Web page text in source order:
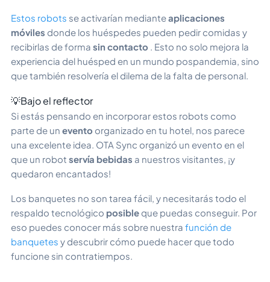
Estos robots se activarían medianteaplicaciones
móviles donde los huéspedes pueden pedir comidas y
recibirlas de forma sin contacto . Esto no solo mejora la
experiencia del huésped en un mundo pospandemia, sino
que también resolvería el dilema de la falta de personal.
💡Bajo el reflector
Si estás pensando en incorporar estos robots como
parte de un evento organizado en tu hotel, nos parece
una excelente idea. OTA Sync organizó un evento en el
que un robot servía bebidas a nuestros visitantes, ¡y
quedaron encantados!
Los banquetes no son tarea fácil, y necesitarás todo el
respaldo tecnológico posible que puedas conseguir. Por
eso puedes conocer más sobre nuestra función de
banquetes y descubrir cómo puede hacer que todo
funcione sin contratiempos.